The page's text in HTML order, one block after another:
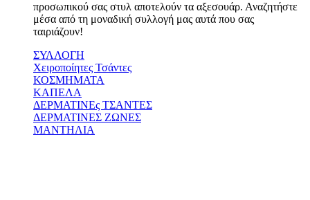
προσωπικού σας στυλ αποτελούν τα αξεσουάρ. Αναζητήστε
μέσα από τη μοναδική συλλογή μας αυτά που σας
ταιριάζουν!
ΣΥΛΛΟΓΗ
Χειροποίητες Τσάντες
ΚΟΣΜΗΜΑΤΑ
ΚΑΠΕΛΑ
ΔΕΡΜΑΤΙΝΕς ΤΣΑΝΤΕΣ
ΔΕΡΜΑΤΙΝΕΣ ΖΩΝΕΣ
ΜΑΝΤΗΛΙΑ